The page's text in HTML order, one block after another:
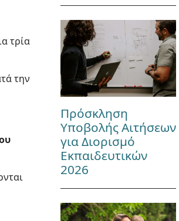
τρία
την
Πρόσκληση
Υποβολής Αιτήσεων
για Διορισμό
Εκπαιδευτικών
2026